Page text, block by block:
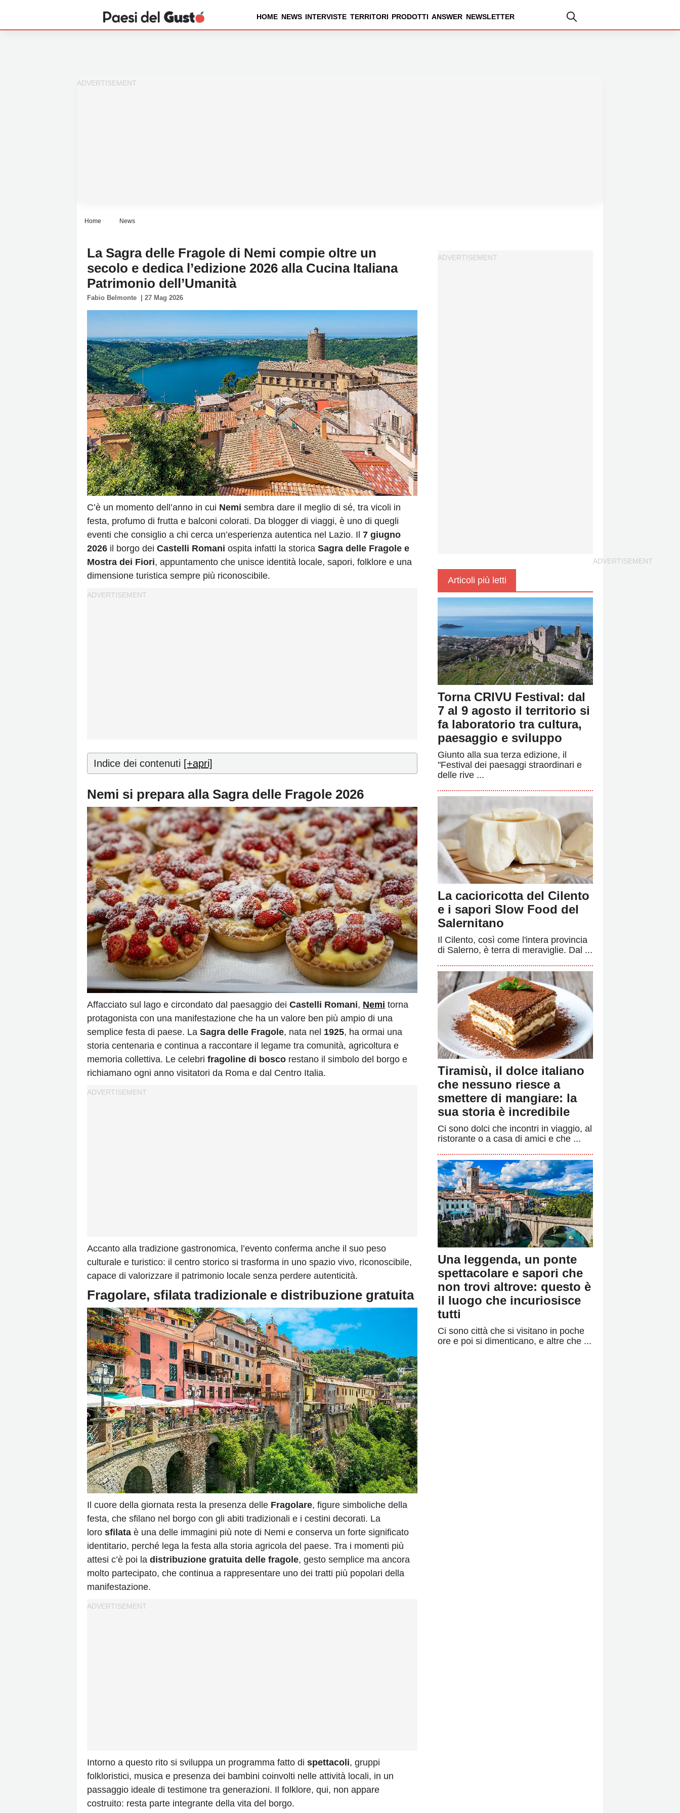
HOME NEWS INTERVISTE TERRITORI PRODOTTI ANSWER NEWSLETTER
Home News
La Sagra delle Fragole di Nemi compie oltre un
secolo e dedica l’edizione 2026 alla Cucina Italiana
Patrimonio dell’Umanità
Fabio Belmonte 27 Mag 2026
C’è un momento dell’anno in cui Nemi sembra dare il meglio di sé, tra vicoli in
festa, profumo di frutta e balconi colorati. Da blogger di viaggi, è uno di quegli
eventi che consiglio a chi cerca un’esperienza autentica nel Lazio. Il 7 giugno
2026 il borgo dei Castelli Romani ospita infatti la storica Sagra delle Fragole e
Mostra dei Fiori, appuntamento che unisce identità locale, sapori, folklore e una
dimensione turistica sempre più riconoscibile.
Indice dei contenuti [+apri]
Nemi si prepara alla Sagra delle Fragole 2026
Affacciato sul lago e circondato dal paesaggio dei Castelli Romani, Nemi torna
protagonista con una manifestazione che ha un valore ben più ampio di una
semplice festa di paese. La Sagra delle Fragole, nata nel 1925, ha ormai una
storia centenaria e continua a raccontare il legame tra comunità, agricoltura e
memoria collettiva. Le celebri fragoline di bosco restano il simbolo del borgo e
richiamano ogni anno visitatori da Roma e dal Centro Italia.
Accanto alla tradizione gastronomica, l’evento conferma anche il suo peso
culturale e turistico: il centro storico si trasforma in uno spazio vivo, riconoscibile,
capace di valorizzare il patrimonio locale senza perdere autenticità.
Fragolare, sfilata tradizionale e distribuzione gratuita
Il cuore della giornata resta la presenza delle Fragolare, figure simboliche della
festa, che sfilano nel borgo con gli abiti tradizionali e i cestini decorati. La
loro sfilata è una delle immagini più note di Nemi e conserva un forte significato
identitario, perché lega la festa alla storia agricola del paese. Tra i momenti più
attesi c’è poi la distribuzione gratuita delle fragole, gesto semplice ma ancora
molto partecipato, che continua a rappresentare uno dei tratti più popolari della
manifestazione.
Intorno a questo rito si sviluppa un programma fatto di spettacoli, gruppi
folkloristici, musica e presenza dei bambini coinvolti nelle attività locali, in un
passaggio ideale di testimone tra generazioni. Il folklore, qui, non appare
costruito: resta parte integrante della vita del borgo.
Articoli più letti
Torna CRIVU Festival: dal
7 al 9 agosto il territorio si
fa laboratorio tra cultura,
paesaggio e sviluppo
Giunto alla sua terza edizione, il
"Festival dei paesaggi straordinari e
delle rive ...
La cacioricotta del Cilento
e i sapori Slow Food del
Salernitano
Il Cilento, così come l'intera provincia
di Salerno, è terra di meraviglie. Dal ...
Tiramisù, il dolce italiano
che nessuno riesce a
smettere di mangiare: la
sua storia è incredibile
Ci sono dolci che incontri in viaggio, al
ristorante o a casa di amici e che ...
Una leggenda, un ponte
spettacolare e sapori che
non trovi altrove: questo è
il luogo che incuriosisce
tutti
Ci sono città che si visitano in poche
ore e poi si dimenticano, e altre che ...